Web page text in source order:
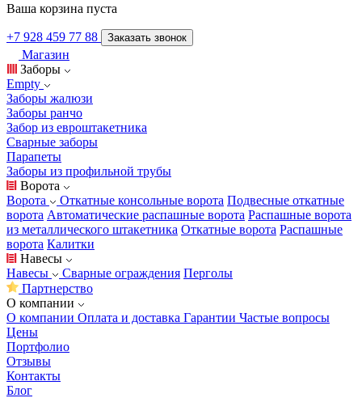
Ваша корзина пуста
+7 928 459 77 88 Заказать звонок
Магазин
Заборы
Empty
Заборы жалюзи
Заборы ранчо
Забор из евроштакетника
Сварные заборы
Парапеты
Заборы из профильной трубы
Ворота
Ворота
Откатные консольные ворота Подвесные откатные
ворота Автоматические распашные ворота Распашные ворота
из металлического штакетника Откатные ворота Распашные
ворота Калитки
Навесы
Навесы
Сварные ограждения Перголы
Партнерство
О компании
О компании Оплата и доставка Гарантии Частые вопросы
Цены
Портфолио
Отзывы
Контакты
Блог